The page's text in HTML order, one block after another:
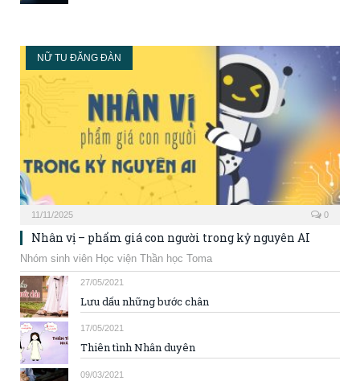
NỮ TU ĐĂNG ĐÀN
11/11/2025 0
Nhân vị – phẩm giá con người trong kỷ nguyên AI
Nhóm sinh viên Học viện Thần học Toma
27/05/2021
Lưu dấu những bước chân
17/05/2021
Thiên tình Nhân duyên
09/03/2021